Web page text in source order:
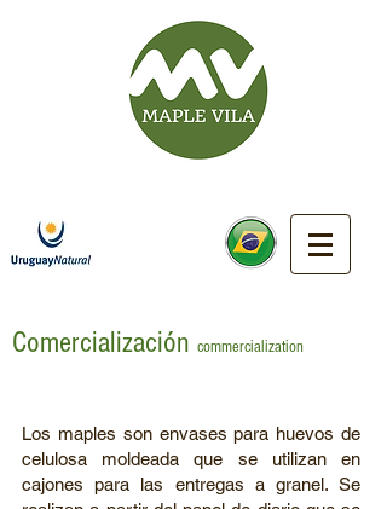
Comercialización commercialization
Los maples son envases para huevos de
celulosa moldeada que se utilizan en
cajones para las entregas a granel. Se